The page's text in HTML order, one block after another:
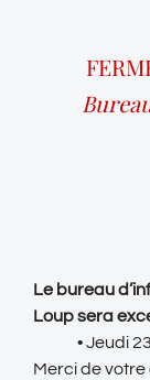
Le bureau
Loup sera
• Jeudi
Merci de